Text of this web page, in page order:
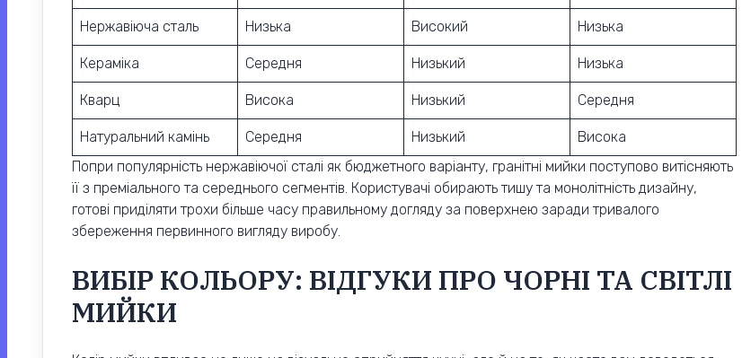
Нержавіюча сталь Низька Високий Низька
Кераміка Середня Низький Низька
Кварц Висока Низький Середня
Натуральний камінь Середня Низький
Висока
Попри популярність нержавіючої сталі як бюджетного варіанту, гранітні мийки поступово витісняють
її з преміального та середнього сегментів. Користувачі обирають тишу та монолітність дизайну,
готові приділяти трохи більше часу правильному догляду за поверхнею заради тривалого
збереження первинного вигляду виробу.
ВИБІР КОЛЬОРУ: ВІДГУКИ ПРО ЧОРНІ ТА СВІТЛІ
МИЙКИ